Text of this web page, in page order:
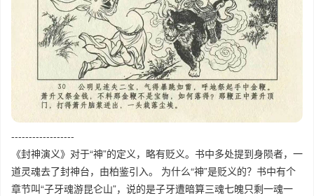
------------------
《封神演义》对于“神”的定义，略有贬义。书中多处提到身陨者，一
道灵魂去了封神台，由柏鉴引入。 为什么“神”是贬义的？书中有个
章节叫“子牙魂游昆仑山”，说的是子牙遭暗算三魂七魄只剩一魂一